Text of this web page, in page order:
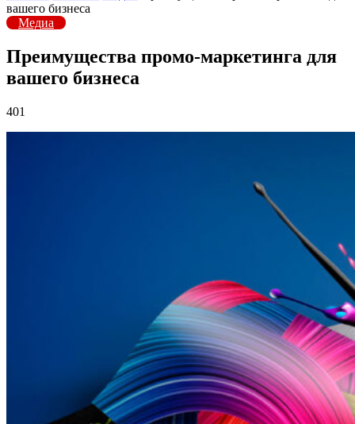
вашего бизнеса
Медиа
Преимущества промо-маркетинга для
вашего бизнеса
401